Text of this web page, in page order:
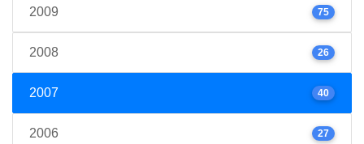
2009 75
2008 26
2007 40
2006 27